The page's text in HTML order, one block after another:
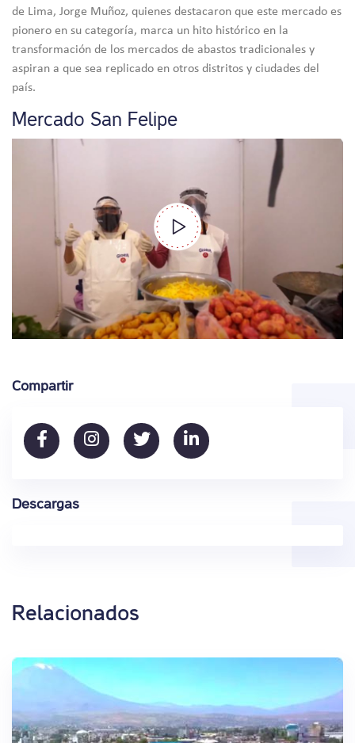
de Lima, Jorge Muñoz, quienes destacaron que este mercado es
pionero en su categoría, marca un hito histórico en la
transformación de los mercados de abastos tradicionales y
aspiran a que sea replicado en otros distritos y ciudades del
país.
Mercado San Felipe
Compartir
Descargas
Relacionados